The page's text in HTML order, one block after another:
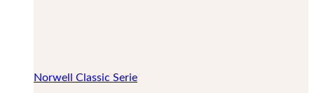
Norwell Classic Serie